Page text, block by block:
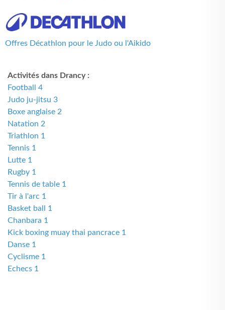
Offres Décathlon pour le Judo ou l'Aikido
Activités dans Drancy :
Football 4
Judo ju-jitsu 3
Boxe anglaise 2
Natation 2
Triathlon 1
Tennis 1
Lutte 1
Rugby 1
Tennis de table 1
Tir à l'arc 1
Basket ball 1
Chanbara 1
Kick boxing muay thai pancrace 1
Danse 1
Cyclisme 1
Echecs 1